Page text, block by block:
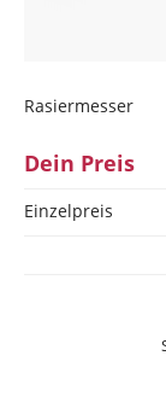
Rasiermesser
Dein Preis
Einzelpreis